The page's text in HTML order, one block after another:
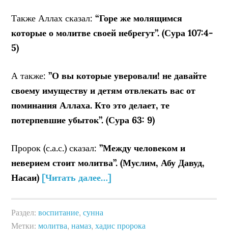
Также Аллах сказал:“Горе же молящимся
которые о молитве своей небрегут”. (Сура 107:4-
5)
А также:”О вы которые уверовали! не давайте
своему имуществу и детям отвлекать вас от
поминания Аллаха. Кто это делает, те
потерпевшие убыток”. (Сура 63: 9)
Пророк (с.а.с.) сказал:”Между человеком и
неверием стоит молитва”. (Муслим, Абу Давуд,
Насаи) [Читать далее…]
Раздел:воспитание,сунна
Метки:молитва,намаз,хадис пророка